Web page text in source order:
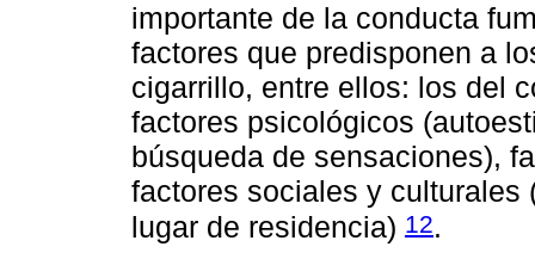
importante de la conducta
factores que predisponen a
cigarrillo, entre ellos: los del
factores psicológicos
búsqueda de sensaciones),
factores sociales y culturales
lugar de residencia) 12.